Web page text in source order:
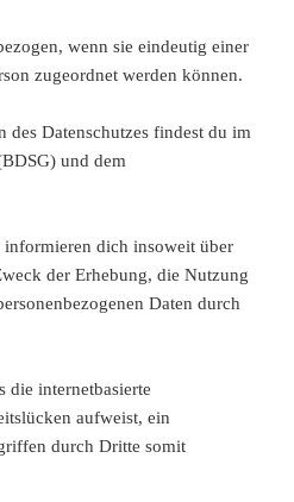
wenn sie eindeutig einer
zugeordnet werden können.
des Datenschutzes findest du im
und dem
informieren dich insoweit über
der Erhebung, die Nutzung
Daten durch
die internetbasierte
aufweist, ein
durch Dritte somit